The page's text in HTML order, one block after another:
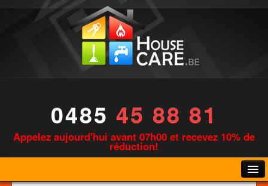
0485 45 88 81
Appelez aujourd'hui avant 07h00 et recevez 10% de
réduction!